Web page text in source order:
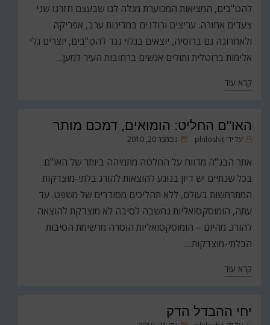
להט"בים, המציאות המכוערת מגלה לנו שבעצם חזרנו שני
צעדים אחורה. עריצים ורודנים במדינות ערב, אפריקה
ולאחרונה גם ברוסיה, יוצאים בגלוי נגד להט"בים, יוצרים גלי
אלימות ברוטלית ותולים אנשים ברחובות העיר למען…
קרא עוד
האו"ם החליט: הומואים, דמכם מותר
על ידי philoshit
פורסםנובמבר 20, 2010
אתר הבנ"ה מדווח על החלטה מתמיהה ביותר של האו"ם.
בכל שנתיים יש דיון בנוגע להוצאות להורג בלתי-מוצדקות
המתרחשות בעולם, ללא תהליכים מסודרים של משפט. עד
עתה, הומוסקסואליות נחשבה לסיבה לא מוצדקת להוצאה
להורג. מהיום – הומוסקסואליות הוסרה מרשימת הסיבות
הבלתי-מוצדקות.…
קרא עוד
יחי ההבדל הדק